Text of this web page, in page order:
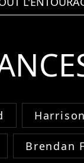
Brendan